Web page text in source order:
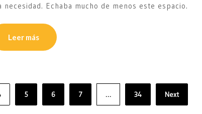
Echaba mucho de menos este espacio.
Leer más
5 6 7 … 34 Next